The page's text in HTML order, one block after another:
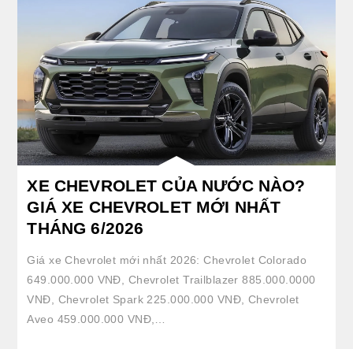
XE CHEVROLET CỦA NƯỚC NÀO?
GIÁ XE CHEVROLET MỚI NHẤT
THÁNG 6/2026
Giá xe Chevrolet mới nhất 2026: Chevrolet Colorado
649.000.000 VNĐ, Chevrolet Trailblazer 885.000.0000
VNĐ, Chevrolet Spark 225.000.000 VNĐ, Chevrolet
Aveo 459.000.000 VNĐ,…